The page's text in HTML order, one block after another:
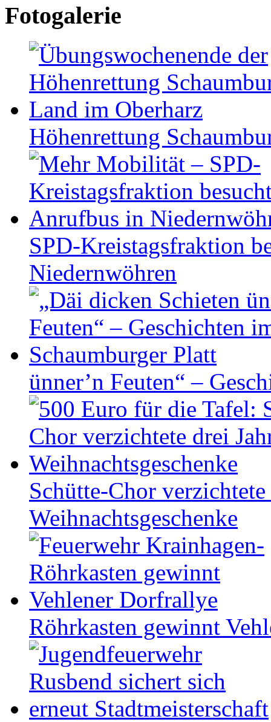
Fotogalerie
Höhen­ret­tung
SPD-Kreistagsfraktion
Niedernwöhren
ünner’n Feuten“ –
Schütte-Chor
Weihnachtsgeschenke
Röhrkasten gewinnt